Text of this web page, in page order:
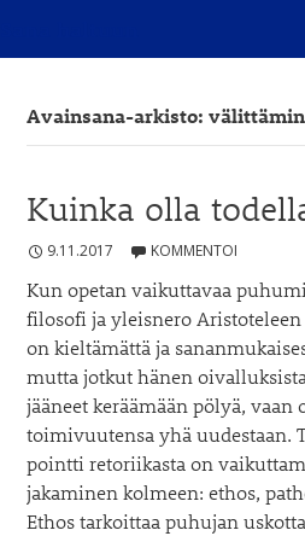
Avainsana-arkisto:
Kuinka olla
9.11.2017 KOMMENTOI
Kun opetan vaikuttavaa
filosofi ja yleisnero
on kieltämättä ja
mutta jotkut hänen
jääneet keräämään pölyä, vaan
toimivuutensa yhä uudestaan.
pointti retoriikasta on
jakaminen kolmeen: ethos,
Ethos tarkoittaa puhujan